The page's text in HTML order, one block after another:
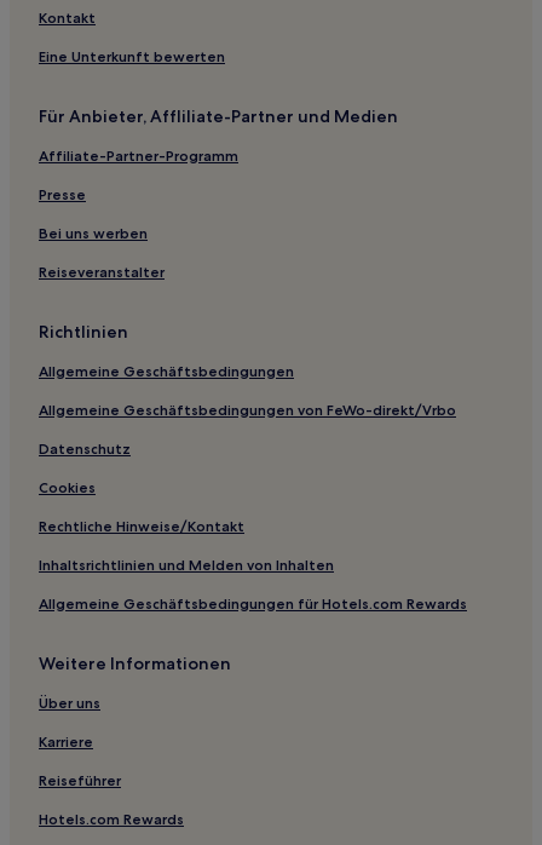
Kontakt
Eine Unterkunft bewerten
Für Anbieter, Affliliate-Partner und Medien
Affiliate-Partner-Programm
Presse
Bei uns werben
Reiseveranstalter
Richtlinien
Allgemeine Geschäftsbedingungen
Allgemeine Geschäftsbedingungen von FeWo-direkt/Vrbo
Datenschutz
Cookies
Rechtliche Hinweise/Kontakt
Inhaltsrichtlinien und Melden von Inhalten
Allgemeine Geschäftsbedingungen für Hotels.com Rewards
Weitere Informationen
Über uns
Karriere
Reiseführer
Hotels.com Rewards